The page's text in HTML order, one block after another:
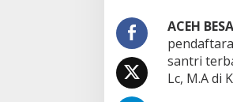
ACEH
santri
Lc, M.A di